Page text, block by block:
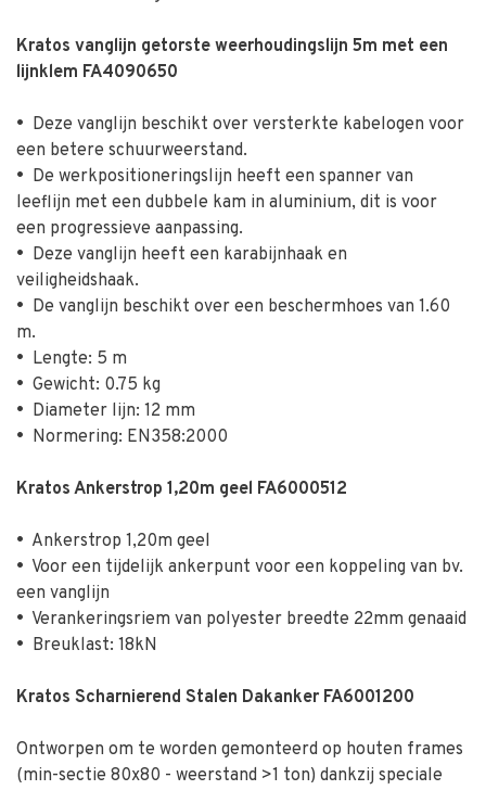
Kratos vanglijn getorste weerhoudingslijn 5m met een
lijnklem FA4090650
• Deze vanglijn beschikt over versterkte kabelogen voor
een betere schuurweerstand.
• De werkpositioneringslijn heeft een spanner van
leeflijn met een dubbele kam in aluminium, dit is voor
een progressieve aanpassing.
• Deze vanglijn heeft een karabijnhaak en
veiligheidshaak.
• De vanglijn beschikt over een beschermhoes van 1.60
m.
• Lengte: 5 m
• Gewicht: 0.75 kg
• Diameter lijn: 12 mm
• Normering: EN358:2000
Kratos Ankerstrop 1,20m geel FA6000512
• Ankerstrop 1,20m geel
• Voor een tijdelijk ankerpunt voor een koppeling van bv.
een vanglijn
• Verankeringsriem van polyester breedte 22mm genaaid
• Breuklast: 18kN
Kratos Scharnierend Stalen Dakanker FA6001200
Ontworpen om te worden gemonteerd op houten frames
(min-sectie 80x80 - weerstand >1 ton) dankzij speciale